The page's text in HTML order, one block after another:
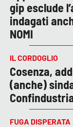
gip esclude
indagati
NOMI
IL CORDOGLIO
Cosenza,
(anche)
FUGA DISPERATA